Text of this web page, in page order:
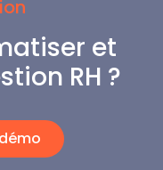
et
RH ?